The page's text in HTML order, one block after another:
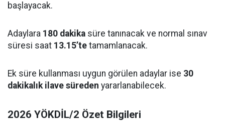
başlayacak.
Adaylara 180 dakika süre tanınacak ve normal sınav
süresi saat 13.15’te tamamlanacak.
Ek süre kullanması uygun görülen adaylar ise 30
dakikalık ilave süreden yararlanabilecek.
2026 YÖKDİL/2 Özet Bilgileri